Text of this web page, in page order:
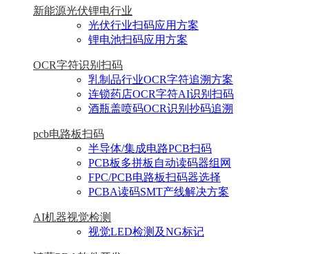
新能源光伏锂电行业
光伏行业扫码应用方案
锂电池扫码应用方案
OCR字符识别扫码
乳制品行业OCR字符追溯方案
连锁药店OCR字符AI识别扫码
酒瓶盖喷码OCR识别抄码追溯
pcb电路板扫码
半导体/集成电路PCB扫码
PCB板多拼板自动读码器组网
FPC/PCB电路板扫码器选择
PCBA读码SMT产线解决方案
AI机器视觉检测
视觉LED检测及NG标记